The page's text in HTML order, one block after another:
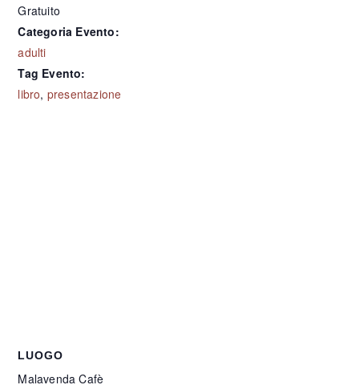
Gratuito
Categoria Evento:
adulti
Tag Evento:
libro, presentazione
LUOGO
Malavenda Cafè